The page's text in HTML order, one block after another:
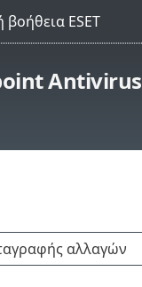
Antivirus